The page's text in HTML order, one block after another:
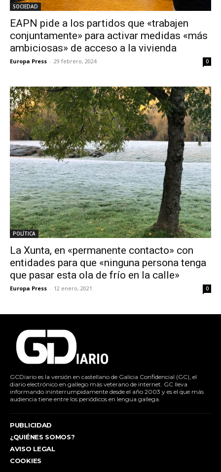
SOCIEDAD
EAPN pide a los partidos que «trabajen
conjuntamente» para activar medidas «más
ambiciosas» de acceso a la vivienda
Europa Press - 29 febrero, 2024 0
POLÍTICA
La Xunta, en «permanente contacto» con
entidades para que «ninguna persona tenga
que pasar esta ola de frío en la calle»
Europa Press - 12 enero, 2021 0
GCDiario es la versión en castellano de Galicia Confidencial (GC), el
diario electrónico en gallego más veterano de internet. GC lleva
informando ininterrumpidamente desde el año 2003 y es el que más
audiencia tiene entre los periódicos en lengua gallega.
PUBLICIDAD
¿QUIÉNES SOMOS?
AVISO LEGAL
COOKIES